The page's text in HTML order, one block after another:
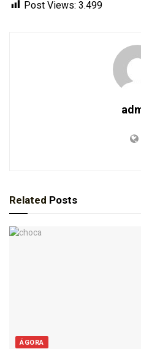
Post Views: 3.499
Related Posts
ÁGORA